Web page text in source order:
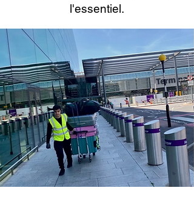
l'essentiel.